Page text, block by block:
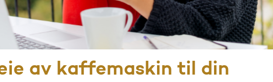
av kaffemaskin til din